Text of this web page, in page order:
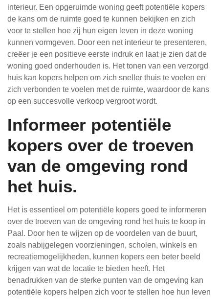
interieur. Een opgeruimde woning geeft potentiële kopers
de kans om de ruimte goed te kunnen bekijken en zich
voor te stellen hoe zij hun eigen leven in deze woning
kunnen vormgeven. Door een net interieur te presenteren,
creëer je een positieve eerste indruk en laat je zien dat de
woning goed onderhouden is. Het tonen van een verzorgd
huis kan kopers helpen om zich sneller thuis te voelen en
zich verbonden te voelen met de ruimte, waardoor de kans
op een succesvolle verkoop vergroot wordt.
Informeer potentiële
kopers over de troeven
van de omgeving rond
het huis.
Het is essentieel om potentiële kopers goed te informeren
over de troeven van de omgeving rond het huis te koop in
Paal. Door hen te wijzen op de voordelen van de buurt,
zoals nabijgelegen voorzieningen, scholen, winkels en
recreatiemogelijkheden, kunnen kopers een beter beeld
krijgen van wat de locatie te bieden heeft. Het
benadrukken van de sterke punten van de omgeving kan
potentiële kopers helpen zich voor te stellen hoe hun leven